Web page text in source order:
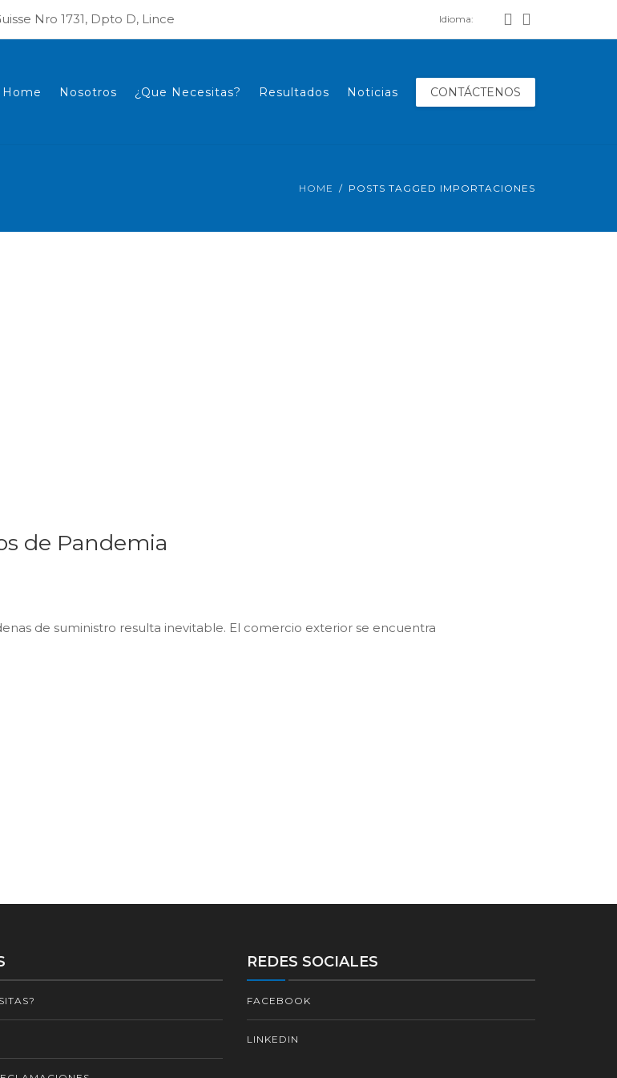
Nro 1731, Dpto D, Lince Idioma:
Home Nosotros ¿Que Necesitas? Resultados Noticias CONTÁCTENOS
HOME POSTS TAGGED IMPORTACIONES
de Pandemia
de suministro resulta inevitable. El comercio exterior se encuentra
REDES SOCIALES
FACEBOOK
LINKEDIN